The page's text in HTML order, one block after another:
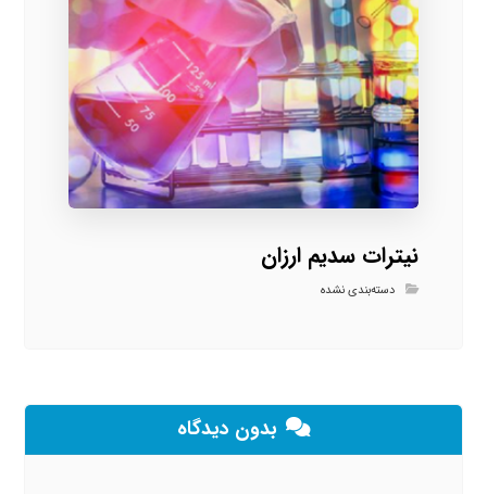
نیترات سدیم ارزان
دسته‌بندی نشده
بدون دیدگاه